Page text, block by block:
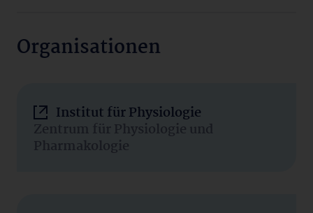
Organisationen
Institut für Physiologie
Zentrum für Physiologie und
Pharmakologie